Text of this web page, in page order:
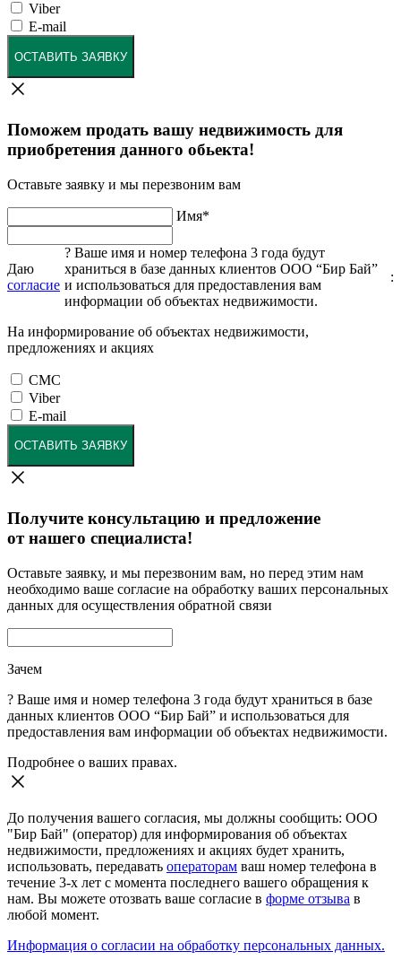
Viber
E-mail
ОСТАВИТЬ ЗАЯВКУ
Поможем продать вашу недвижимость для
приобретения данного обьекта!
Оставьте заявку и мы перезвоним вам
Имя*
Даю
согласие
? Ваше имя и номер телефона 3 года будут
храниться в базе данных клиентов ООО “Бир Бай”
и использоваться для предоставления вам
информации об объектах недвижимости.
:
На информирование об объектах недвижимости,
предложениях и акциях
СМС
Viber
E-mail
ОСТАВИТЬ ЗАЯВКУ
Получите консультацию и предложение
от нашего специалиста!
Оставьте заявку, и мы перезвоним вам, но перед этим нам
необходимо ваше согласие на обработку ваших персональных
данных для осуществления обратной связи
Зачем
? Ваше имя и номер телефона 3 года будут храниться в базе
данных клиентов ООО “Бир Бай” и использоваться для
предоставления вам информации об объектах недвижимости.
Подробнее о ваших правах.
До получения вашего согласия, мы должны сообщить: ООО
"Бир Бай" (оператор) для информирования об объектах
недвижимости, предложениях и акциях будет хранить,
использовать, передавать операторам ваш номер телефона в
течение 3-х лет с момента последнего вашего обращения к
нам. Вы можете отозвать ваше согласие в форме отзыва в
любой момент.
Информация о согласии на обработку персональных данных.